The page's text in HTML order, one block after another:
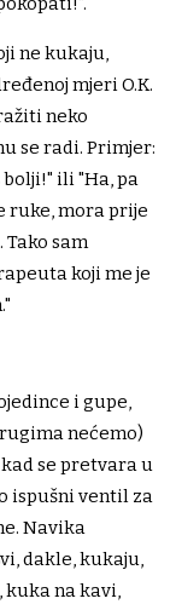
ne kukaju,
mjeri O.K.
neko
se radi. Primjer:
ili "Ha, pa
ruke, mora prije
sam
koji me je
i gupe,
nećemo)
se pretvara u
ispušni ventil za
Navika
dakle, kukaju,
kuka na kavi,